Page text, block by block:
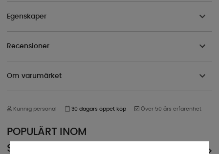
Egenskaper
Recensioner
Om varumärket
Kunnig personal 30 dagars öppet köp Över 50 års erfarenhet
POPULÄRT INOM
SAMMA KATEGORI